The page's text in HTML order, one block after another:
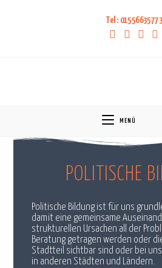
Tel:
MENÜ
POLITISCHE
Politische Bildung ist für uns
damit eine gemeinsame
strukturellen Ursachen all der
Beratung getragen werden oder
Stadtteil sichtbar sind oder bei
in anderen Städten und Ländern.